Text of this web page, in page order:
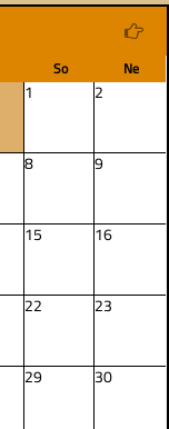
So Ne
1 2
8 9
15 16
22 23
29 30